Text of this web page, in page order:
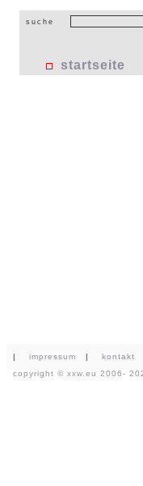
suche
startseite
| impressum | kontakt
copyright © xxw.eu 2006-